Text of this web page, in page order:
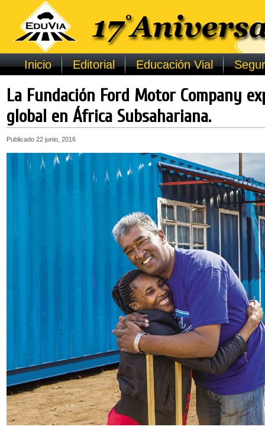
Inicio Editorial Educación Vial
La Fundación Ford Motor Company
global en África Subsahariana.
Publicado 22 junio, 2016